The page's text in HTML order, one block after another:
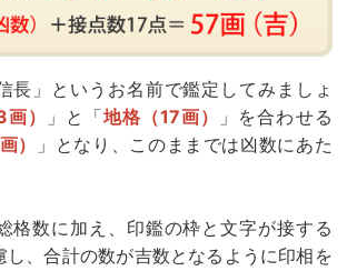
長」というお名前で鑑定してみましょ
） 」と「地格（17画）
」を合わせる
）
」となり、このままでは凶数にあた
格数に加え、印鑑の枠と文字が接する
し、合計の数が吉数となるように印相を